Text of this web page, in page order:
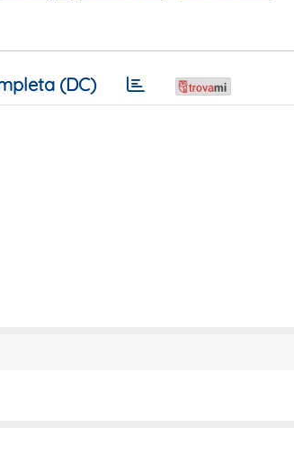
(DC)